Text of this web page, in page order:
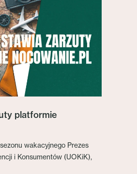
platformie
wakacyjnego Prezes
i Konsumentów (UOKiK),